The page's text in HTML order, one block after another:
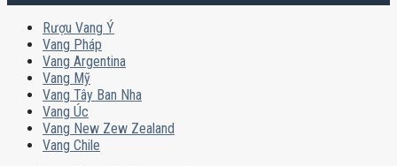
Rượu Vang Ý
Vang Pháp
Vang Argentina
Vang Mỹ
Vang Tây Ban Nha
Vang Úc
Vang New Zew Zealand
Vang Chile